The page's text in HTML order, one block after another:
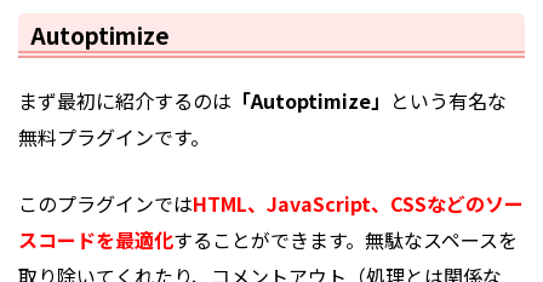
Autoptimize
まず最初に紹介するのは 「Autoptimize」 という有名な
無料プラグインです。
このプラグインではHTML、JavaScript、CSSなどのソー
スコードを最適化することができます。無駄なスペースを
取り除いてくれたり、コメントアウト（処理とは関係な